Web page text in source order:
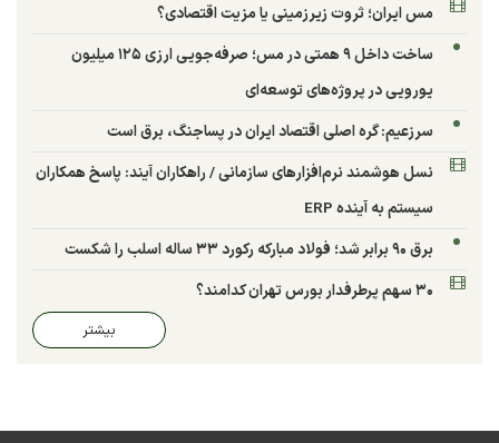
مس ایران؛ ثروت زیرزمینی یا مزیت اقتصادی؟
ساخت داخل ۹ همتی در مس؛ صرفه‌جویی ارزی ۱۲۵ میلیون
یورویی در پروژه‌های توسعه‌ای
سرزعیم: گره اصلی اقتصاد ایران در پساجنگ، برق است
نسل هوشمند نرم‌افزارهای سازمانی / راهکاران آیند: پاسخ همکاران
سیستم به آینده ERP
برق ۹۰ برابر شد؛ فولاد مبارکه رکورد ۳۳ ساله اسلب را شکست
۳۰ سهم پرطرفدار بورس تهران کدامند؟
بیشتر